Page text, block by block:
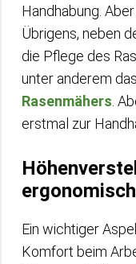
Handhabung.
Übrigens, neben
die Pflege des
unter anderem
Rasenmähers .
erstmal zur
Ein wichtiger
Komfort beim